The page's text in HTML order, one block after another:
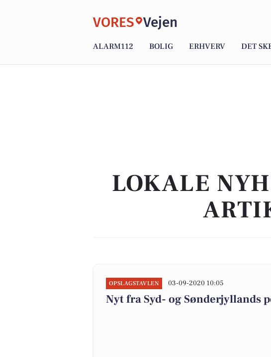
VORES Vejen
ALARM112 BOLIG ERHVERV DET
LOKALE
OPSLAGSTAVLEN 03-09-2020 10:05
Nyt fra Syd- og Sønderjyllands